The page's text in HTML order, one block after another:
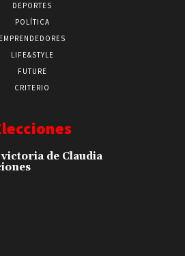
DEPORTES
POLÍTICA
EMPRENDEDORES
LIFE&STYLE
FUTURE
CRITERIO
de Claudia